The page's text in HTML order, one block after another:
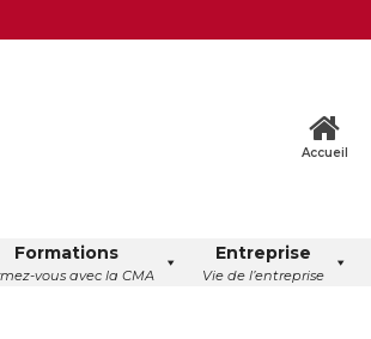
Accueil
Formations
vous avec la CMA
Entreprise
Vie de l’entreprise